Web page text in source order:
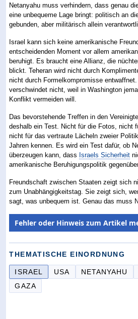
Netanyahu muss verhindern, dass genau
eine unbequeme Lage bringt: politisch an
gebunden, aber militärisch allein
Israel kann sich keine amerikanische
entscheidenden Moment vor allem
beruhigt. Es braucht eine Allianz, die
blickt. Teheran wird nicht durch
nicht durch Formelkompromisse
verschwindet nicht, weil in Washington
Konflikt vermeiden will.
Das bevorstehende Treffen in den
deshalb ein Test. Nicht für die Fotos, nicht
nicht für das vertraute Lächeln zweier
Jahren kennen. Es wird ein Test dafür, ob
überzeugen kann, dass Israels Sicherheit
amerikanische Beruhigungspolitik
Freundschaft zwischen Staaten zeigt sich
zum Unabhängigkeitstag. Sie zeigt sich,
sagt, was unbequem ist. Genau das muss
Fehler oder Hinweis zum Artikel
THEMATISCHE EINORDNUNG
ISRAEL USA NETANYAHU
GAZA